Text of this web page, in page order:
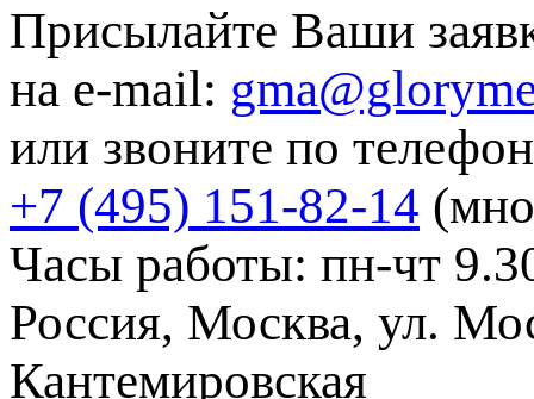
Присылайте Ваши
на e-mail:
или звоните по
+7 (495) 151-82-14
Часы работы: пн-чт
Россия, Москва, ул.
Кантемировская